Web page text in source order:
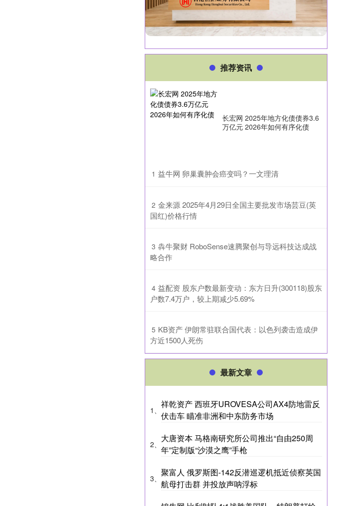
推荐资讯
长宏网 2025年地方化债债券3.6
万亿元 2026年如何有序化债
1 ​益牛网 卵巢囊肿会癌变吗？一文理清
2 ​金来源 2025年4月29日全国主要批发市场芸豆(英
国红)价格行情
3 ​犇牛聚财 RoboSense速腾聚创与导远科技达成战
略合作
4 ​益配资 股东户数最新变动：东方日升(300118)股东
户数7.4万户，较上期减少5.69%
5 ​KB资产 伊朗常驻联合国代表：以色列袭击造成伊
方近1500人死伤
最新文章
1、
祥乾资产 西班牙UROVESA公司AX4防地雷反
伏击车 瞄准非洲和中东防务市场
2、
大唐资本 马格南研究所公司推出“自由250周
年”定制版“沙漠之鹰”手枪
3、
聚富人 俄罗斯图-142反潜巡逻机抵近侦察英国
航母打击群 并投放声呐浮标